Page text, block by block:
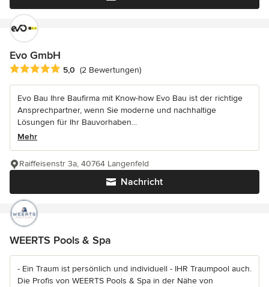
Evo GmbH
Durchschnittliche Bewertung: 5 von 5 Sternen
5,0 (2 Bewertungen)
Evo Bau Ihre Baufirma mit Know-how Evo Bau ist der richtige
Ansprechpartner, wenn Sie moderne und nachhaltige
Lösungen für Ihr Bauvorhaben...
Mehr
Nachricht
Raiffeisenstr 3a, 40764 Langenfeld
WEERTS Pools & Spa
- Ein Traum ist persönlich und individuell - IHR Traumpool auch.
Die Profis von WEERTS Pools & Spa in der Nähe von